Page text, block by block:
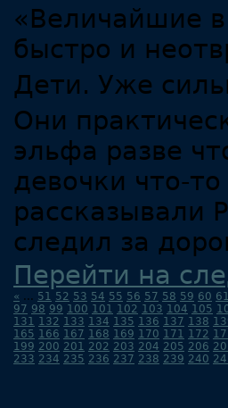
«Величайшие
быстро и
Дети. Уже
Они
эльфа разве
девочки что-
рассказывали
следил за
Перейти на
« ... 51 52 53 54 55 56 57 58 59 60 61
97 98 99 100 101 102 103 104 105
131 132 133 134 135 136 137 138
165 166 167 168 169 170 171 172
199 200 201 202 203 204 205 206
233 234 235 236 237 238 239 240